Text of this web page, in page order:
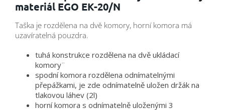
materiál EGO EK-20/N
Taška je rozdělena na dvě komory, horní komora má
uzavíratelná pouzdra.
tuhá konstrukce rozdělena na dvě ukládací
komory¨
spodní komora rozdělena odnímatelnými
přepážkami, je zde odnímatelně uložen držák na
tlakovou láhev (2l)
horní komora s odnímatelně uloženými 3